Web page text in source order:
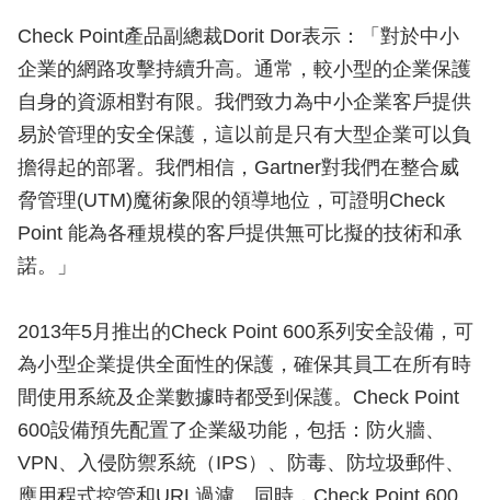
Check Point產品副總裁Dorit Dor表示：「對於中小
企業的網路攻擊持續升高。通常，較小型的企業保護
自身的資源相對有限。我們致力為中小企業客戶提供
易於管理的安全保護，這以前是只有大型企業可以負
擔得起的部署。我們相信，Gartner對我們在整合威
脅管理(UTM)魔術象限的領導地位，可證明Check
Point 能為各種規模的客戶提供無可比擬的技術和承
諾。」
2013年5月推出的Check Point 600系列安全設備，可
為小型企業提供全面性的保護，確保其員工在所有時
間使用系統及企業數據時都受到保護。Check Point
600設備預先配置了企業級功能，包括：防火牆、
VPN、入侵防禦系統（IPS）、防毒、防垃圾郵件、